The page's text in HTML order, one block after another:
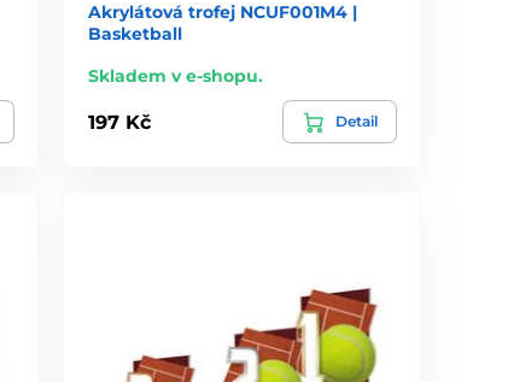
Akrylátová trofej NCUF001M4 |
Basketball
Skladem v e-shopu.
197 Kč Detail